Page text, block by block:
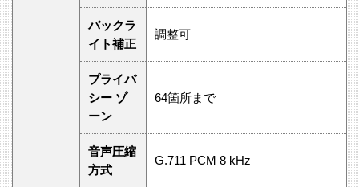
バックラ
イト補正
調整可
プライバ
シー ゾ
ーン
64箇所まで
音声圧縮
方式
G.711 PCM 8 kHz